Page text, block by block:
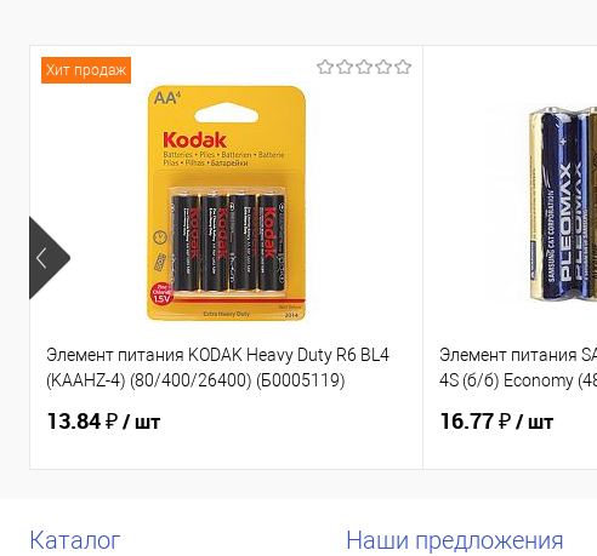
Хит продаж
Элемент питания KODAK Heavy Duty R6 BL4
(KAAHZ-4) (80/400/26400) (Б0005119)
13.84 ₽/ шт
Элемент питания
4S (б/б) Economy
16.77 ₽/ шт
Каталог Наши предложения